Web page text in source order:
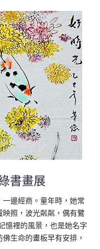
書畫展
邊經商。童年時，她常
照，波光粼粼，偶有鷺
憶裡的風景，也是她名字
生命的畫板早有安排，